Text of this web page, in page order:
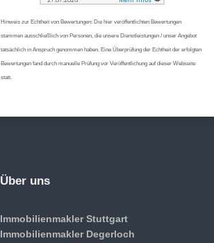
Hinweis zur Echtheit von Bewertungen: Die hier veröffentlichten Bewertungen
stammen ausschließlich von Personen, die unsere Dienstleistungen / unser Angebot
tatsächlich in Anspruch genommen haben. Eine Überprüfung der Echtheit der erfolgten
Bewertungen fand durch manuelle Prüfung vor Veröffentlichung auf dieser Webseite
statt.
Über uns
Immobilienmakler Stuttgart
Immobilienmakler Degerloch